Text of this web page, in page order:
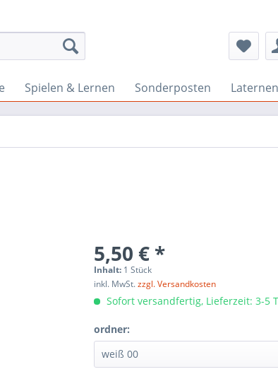
Spielen & Lernen Sonderposten
5,50 € *
Inhalt: 1 Stück
inkl. MwSt.zzgl. Versandkosten
Sofort versandfertig, Lieferzeit: 3-5
ordner: